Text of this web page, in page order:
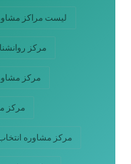
لیست مراکز
مرکز
مرکز
مرکز
مرکز مشاوره